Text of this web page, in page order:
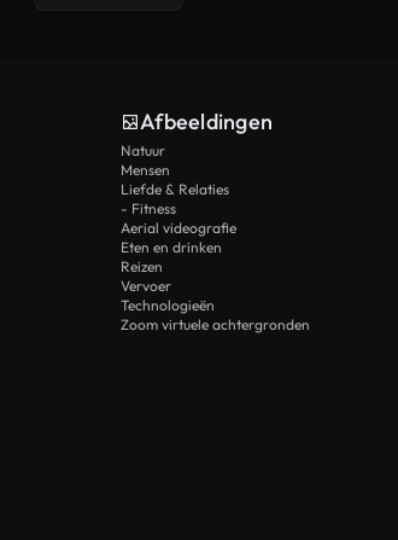
Afbeeldingen
Natuur
Mensen
Liefde & Relaties
- Fitness
Aerial videografie
Eten en drinken
Reizen
Vervoer
Technologieën
Zoom virtuele achtergronden